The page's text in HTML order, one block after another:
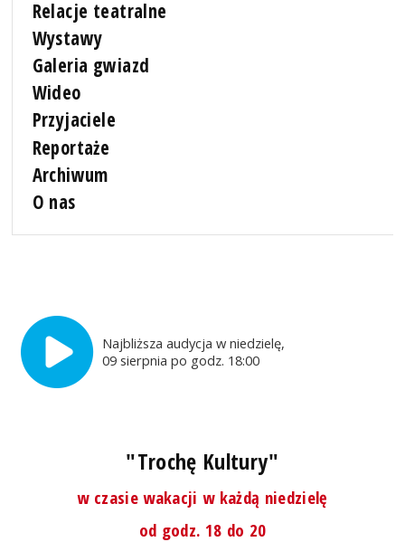
Relacje teatralne
Wystawy
Galeria gwiazd
Wideo
Przyjaciele
Reportaże
Archiwum
O nas
Najbliższa audycja w niedzielę,
09 sierpnia po godz. 18:00
"Trochę Kultury"
w czasie wakacji w każdą niedzielę
od godz. 18 do 20